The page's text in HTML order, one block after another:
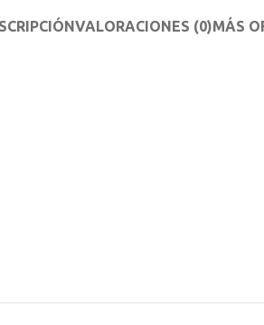
VALORACIONES (0)MÁS